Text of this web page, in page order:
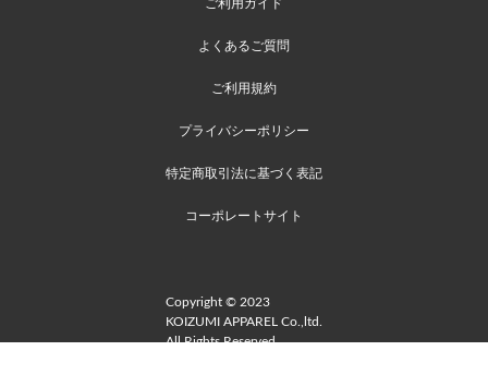
ご利用ガイド
よくあるご質問
ご利用規約
プライバシーポリシー
特定商取引法に基づく表記
コーポレートサイト
Copyright © 2023
KOIZUMI APPAREL Co.,ltd.
All Rights Reserved.